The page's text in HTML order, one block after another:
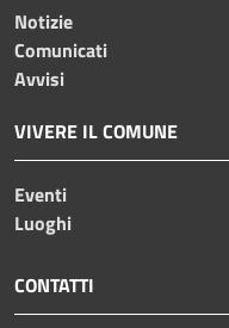
Notizie
Comunicati
Avvisi
VIVERE IL COMUNE
Eventi
Luoghi
CONTATTI